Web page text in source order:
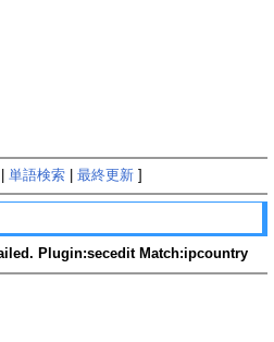
単語検索| 最終更新]
Plugin:secedit Match:ipcountry